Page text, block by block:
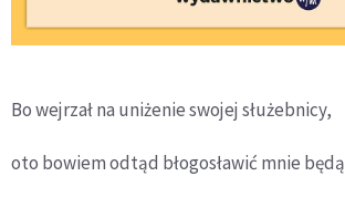
Bo wejrzał na uniżenie swojej służebnicy,
oto bowiem odtąd błogosławić mnie będą